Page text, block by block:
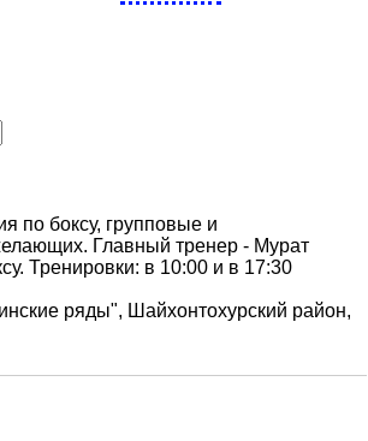
по боксу, групповые и
Главный тренер - Мурат
Тренировки: в 10:00 и в 17:30
ряды", Шайхонтохурский район,